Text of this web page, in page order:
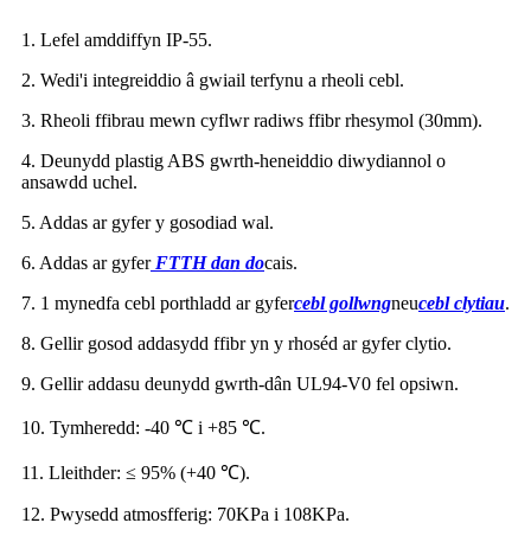
1. Lefel amddiffyn IP-55.
2. Wedi'i integreiddio â gwiail terfynu a rheoli cebl.
3. Rheoli ffibrau mewn cyflwr radiws ffibr rhesymol (30mm).
4. Deunydd plastig ABS gwrth-heneiddio diwydiannol o
ansawdd uchel.
5. Addas ar gyfer y gosodiad wal.
6. Addas ar gyfer FTTH dan docais.
7. 1 mynedfa cebl porthladd ar gyfercebl gollwngneucebl clytiau.
8. Gellir gosod addasydd ffibr yn y rhoséd ar gyfer clytio.
9. Gellir addasu deunydd gwrth-dân UL94-V0 fel opsiwn.
10. Tymheredd: -40 ℃ i +85 ℃.
11. Lleithder: ≤ 95% (+40 ℃).
12. Pwysedd atmosfferig: 70KPa i 108KPa.